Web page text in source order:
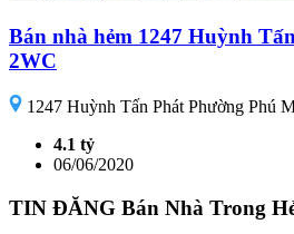
Bán nhà hẻm 1247 Huỳnh
2WC
1247 Huỳnh Tấn Phát Phường Phú
4.1 tỷ
06/06/2020
TIN ĐĂNG Bán Nhà Trong